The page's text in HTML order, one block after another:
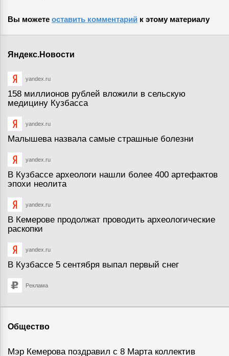
Вы можете оставить комментарий к этому материалу
Яндекс.Новости
yandex.ru
158 миллионов рублей вложили в сельскую
медицину Кузбасса
yandex.ru
Малышева назвала самые страшные болезни
yandex.ru
В Кузбассе археологи нашли более 400 артефактов
эпохи неолита
yandex.ru
В Кемерове продолжат проводить археологические
раскопки
yandex.ru
В Кузбассе 5 сентября выпал первый снег
Реклама
Общество
Мэр Кемерова поздравил с 8 Марта коллектив